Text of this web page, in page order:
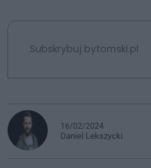
Subskrybuj bytomski.pl
16/02/2024
Daniel Lekszycki